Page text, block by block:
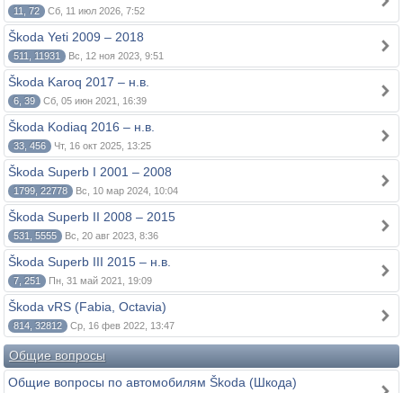
11, 72 Сб, 11 июл 2026, 7:52
Škoda Yeti 2009 – 2018
511, 11931 Вс, 12 ноя 2023, 9:51
Škoda Karoq 2017 – н.в.
6, 39 Сб, 05 июн 2021, 16:39
Škoda Kodiaq 2016 – н.в.
33, 456 Чт, 16 окт 2025, 13:25
Škoda Superb I 2001 – 2008
1799, 22778 Вс, 10 мар 2024, 10:04
Škoda Superb II 2008 – 2015
531, 5555 Вс, 20 авг 2023, 8:36
Škoda Superb III 2015 – н.в.
7, 251 Пн, 31 май 2021, 19:09
Škoda vRS (Fabia, Octavia)
814, 32812 Ср, 16 фев 2022, 13:47
Общие вопросы
Общие вопросы по автомобилям Škoda (Шкода)